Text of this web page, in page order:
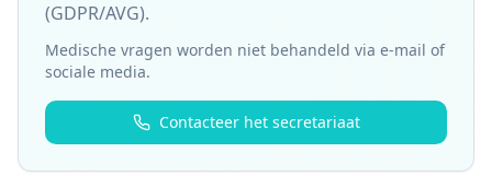
(GDPR/AVG).
Medische vragen worden niet behandeld via e-mail of
sociale media.
Contacteer het secretariaat